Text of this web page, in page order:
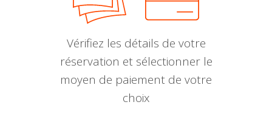
Vérifiez les détails de votre
réservation et sélectionner le
moyen de paiement de votre
choix